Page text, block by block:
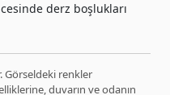
derz boşlukları
Görseldeki renkler
duvarın ve odanın